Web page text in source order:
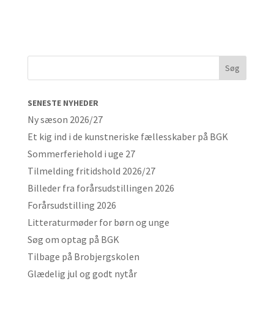
SENESTE NYHEDER
Ny sæson 2026/27
Et kig ind i de kunstneriske fællesskaber på BGK
Sommerferiehold i uge 27
Tilmelding fritidshold 2026/27
Billeder fra forårsudstillingen 2026
Forårsudstilling 2026
Litteraturmøder for børn og unge
Søg om optag på BGK
Tilbage på Brobjergskolen
Glædelig jul og godt nytår